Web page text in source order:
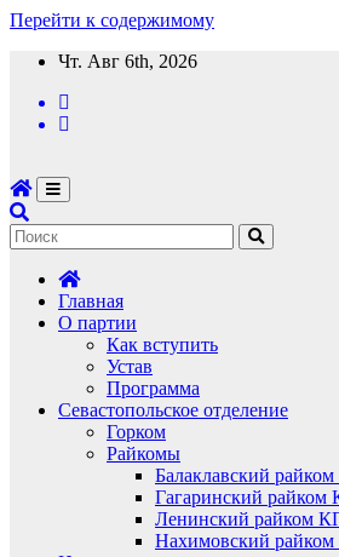
Перейти к содержимому
Чт. Авг 6th, 2026
Главная
О партии
Как вступить
Устав
Программа
Севастопольское отделение
Горком
Райкомы
Балаклавский
Гагаринский
Ленинский райком
Нахимовский